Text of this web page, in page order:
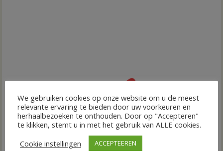
We gebruiken cookies op onze website om u de meest
relevante ervaring te bieden door uw voorkeuren en
herhaalbezoeken te onthouden. Door op "Accepteren"
te klikken, stemt u in met het gebruik van ALLE cookies.
Cookie instellingen
ACCEPTEEREN